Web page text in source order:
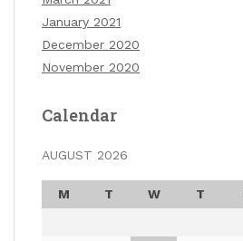
January 2021
December 2020
November 2020
Calendar
AUGUST 2026
M T W T